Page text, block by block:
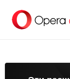
перейти